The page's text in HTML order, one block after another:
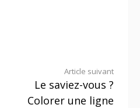
Article suivant
Le saviez-vous ?
Colorer une ligne